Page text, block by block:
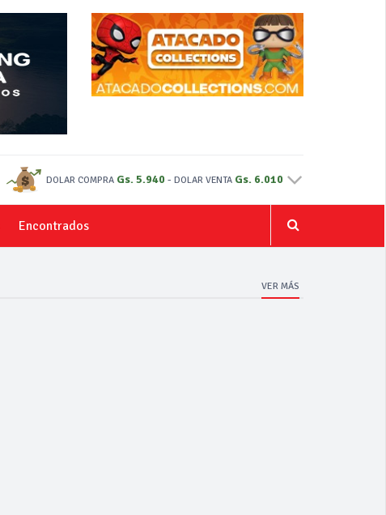
DOLAR COMPRA Gs. 5.940 - DOLAR VENTA Gs. 6.010
Encontrados
VER MÁS